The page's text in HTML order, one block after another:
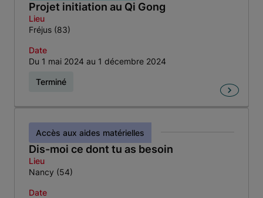
Projet initiation au Qi Gong
Lieu
Fréjus (83)
Date
Du 1 mai 2024 au 1 décembre 2024
Terminé
Dis-moi ce dont tu as besoin
Accès aux aides matérielles
Lieu
Nancy (54)
Date